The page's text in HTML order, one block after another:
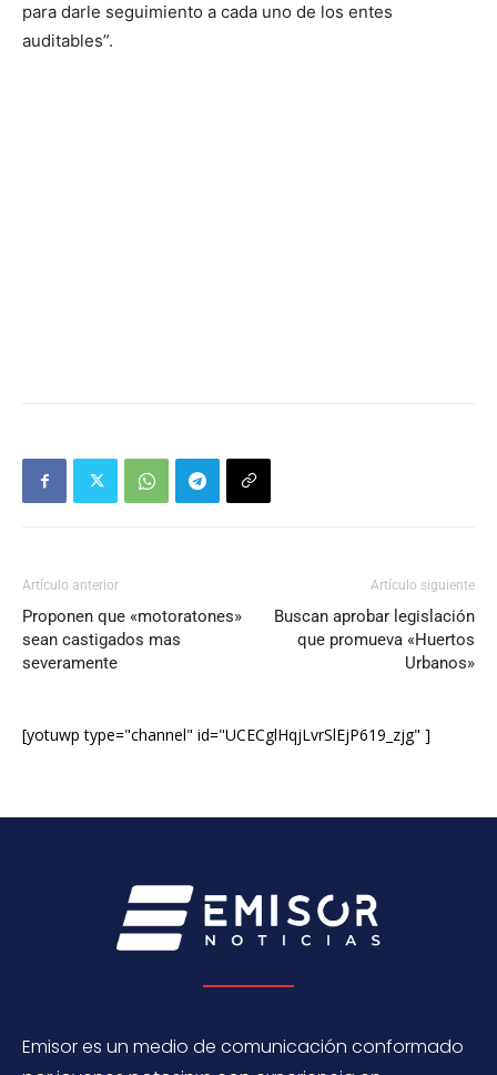
para darle seguimiento a cada uno de los entes
auditables”.
Artículo anterior
Proponen que «motoratones»
sean castigados mas
severamente
Artículo siguiente
Buscan aprobar legislación
que promueva «Huertos
Urbanos»
[yotuwp type="channel" id="UCECglHqjLvrSlEjP619_zjg" ]
Emisor es un medio de comunicación conformado